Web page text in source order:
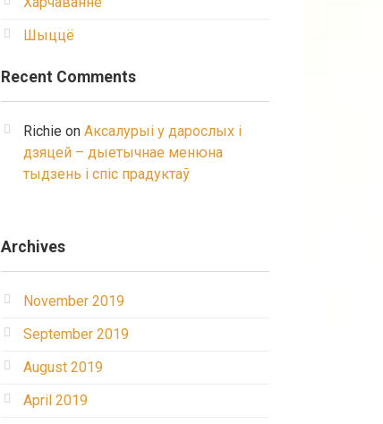
Шыццё
Recent Comments
Richie on Аксалурыі у дарослых і
дзяцей – дыетычнае менюна
тыдзень і спіс прадуктаў
Archives
November 2019
September 2019
August 2019
April 2019